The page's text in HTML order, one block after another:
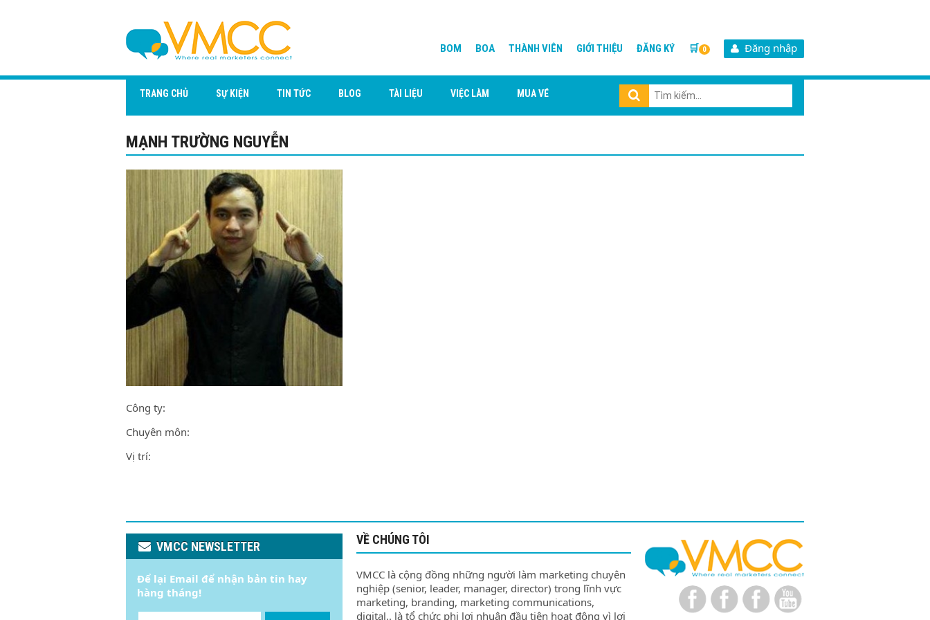
Đăng nhập
BOM BOA THÀNH VIÊN GIỚI THIỆU ĐĂNG KÝ 🛒 0
TRANG CHỦ SỰ KIỆN TIN TỨC BLOG TÀI LIỆU VIỆC LÀM MUA VÉ
MẠNH TRƯỜNG NGUYỄN
Công ty:
Chuyên môn:
Vị trí:
VMCC NEWSLETTER
Để lại Email để nhận bản tin hay
hàng tháng!
VỀ CHÚNG TÔI
VMCC là cộng đồng những người làm marketing chuyên
nghiệp (senior, leader, manager, director) trong lĩnh vực
marketing, branding, marketing communications,
digital.. là tổ chức phi lợi nhuận đầu tiên hoạt động vì lợi